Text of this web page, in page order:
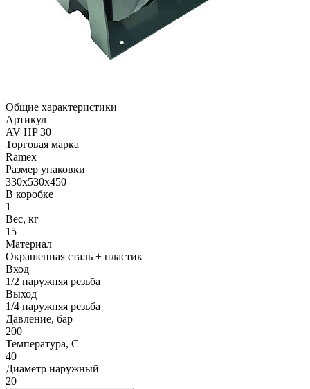
Общие характеристики
Артикул
AV HP 30
Торговая марка
Ramex
Размер упаковки
330x530x450
В коробке
1
Вес, кг
15
Материал
Окрашенная сталь + пластик
Вход
1/2 наружняя резьба
Выход
1/4 наружняя резьба
Давление, бар
200
Температура, C
40
Диаметр наружный
20